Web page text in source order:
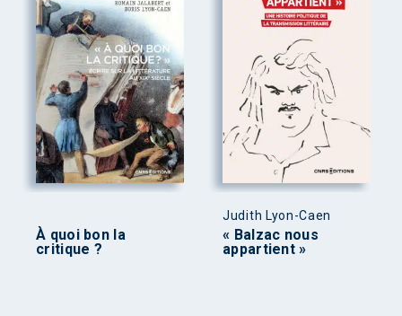
À quoi bon la
critique ?
Judith Lyon-Caen
« Balzac nous
appartient »